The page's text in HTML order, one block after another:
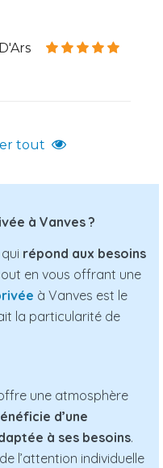
tout
à Vanves ?
répond aux besoins
en vous offrant une
à Vanves est le
la particularité de
une atmosphère
d’une
à ses besoins.
l’attention individuelle